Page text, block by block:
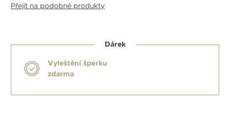
Přejít na podobné produkty
Dárek
Vyleštění šperku
zdarma